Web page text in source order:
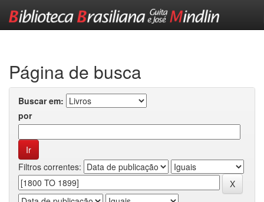
Página de busca
Buscar em:
por
Filtros correntes: